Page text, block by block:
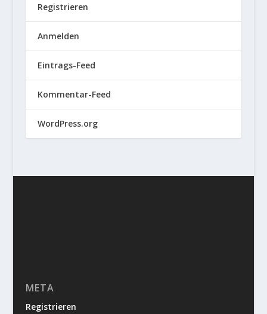
Registrieren
Anmelden
Eintrags-Feed
Kommentar-Feed
WordPress.org
META
Registrieren